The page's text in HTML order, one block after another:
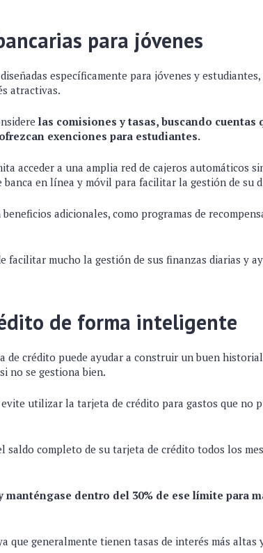
para jóvenes
específicamente para jóvenes y
atractivas.
las comisiones y tasas, buscando cuentas
exenciones para estudiantes.
acceder a una amplia red de cajeros automáticos
banca en línea y móvil para facilitar la gestión de su
adicionales, como programas de
facilitar mucho la gestión de sus finanzas diarias y
de forma inteligente
de crédito puede ayudar a construir un buen
no se gestiona bien.
utilizar la tarjeta de crédito para gastos que no
saldo completo de su tarjeta de crédito todos los
dentro del 30% de ese límite para
que generalmente tienen tasas de interés más altas